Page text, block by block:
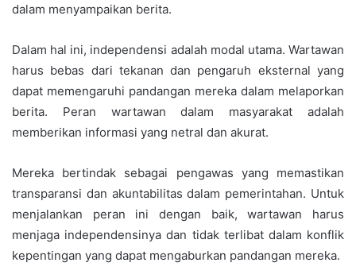
dalam menyampaikan berita.
Dalam hal ini, independensi adalah modal utama. Wartawan
harus bebas dari tekanan dan pengaruh eksternal yang
dapat memengaruhi pandangan mereka dalam melaporkan
berita. Peran wartawan dalam masyarakat adalah
memberikan informasi yang netral dan akurat.
Mereka bertindak sebagai pengawas yang memastikan
transparansi dan akuntabilitas dalam pemerintahan. Untuk
menjalankan peran ini dengan baik, wartawan harus
menjaga independensinya dan tidak terlibat dalam konflik
kepentingan yang dapat mengaburkan pandangan mereka.